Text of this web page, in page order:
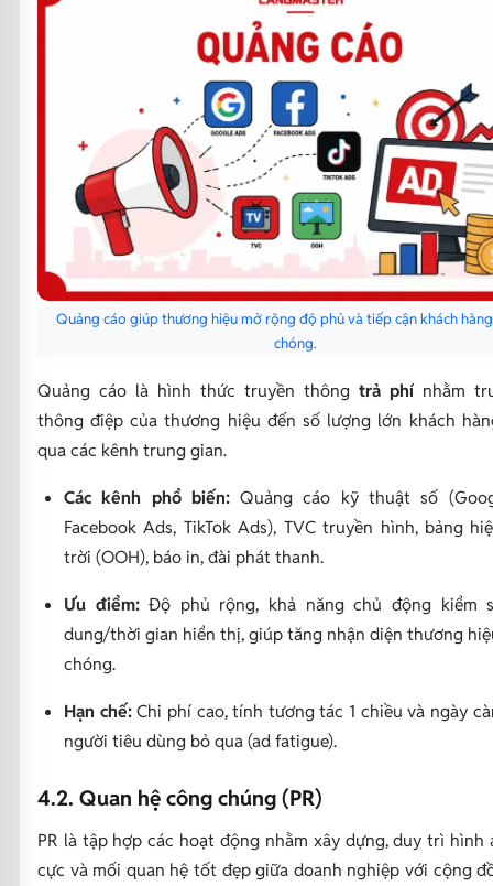
Quảng cáo giúp thương hiệu mở rộng độ phủ và tiếp cận khách
chóng.
Quảng cáo là hình thức truyền thông trả phínhằm
thông điệp của thương hiệu đến số lượng lớn khách
qua các kênh trung gian.
Các kênh phổ biến:Quảng cáo kỹ thuật số
Facebook Ads, TikTok Ads), TVC truyền hình, bảng
trời (OOH), báo in, đài phát thanh.
Ưu điểm:Độ phủ rộng, khả năng chủ động kiểm
dung/thời gian hiển thị, giúp tăng nhận diện thương
chóng.
Hạn chế:Chi phí cao, tính tương tác 1 chiều và ngày
người tiêu dùng bỏ qua (ad fatigue).
4.2. Quan hệ công chúng (PR)
PR là tập hợp các hoạt động nhằm xây dựng, duy trì hình
cực và mối quan hệ tốt đẹp giữa doanh nghiệp với cộng